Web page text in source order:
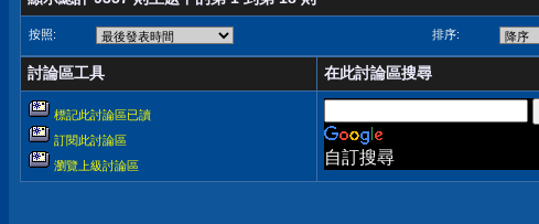
按照: 排序:
討論區工具 在此討論區搜尋
標記此討論區已讀
訂閱此討論區
瀏覽上級討論區
自訂搜尋